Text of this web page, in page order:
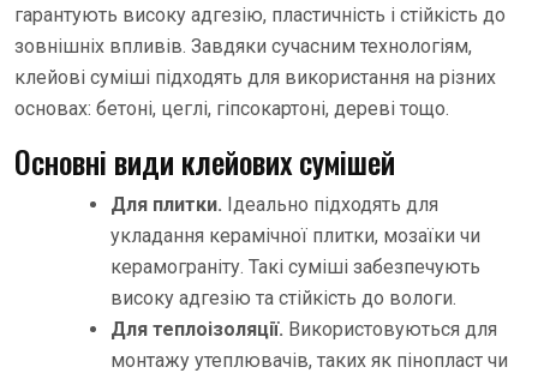
гарантують високу адгезію, пластичність і стійкість до
зовнішніх впливів. Завдяки сучасним технологіям,
клейові суміші підходять для використання на різних
основах: бетоні, цеглі, гіпсокартоні, дереві тощо.
Основні види клейових сумішей
Для плитки. Ідеально підходять для
укладання керамічної плитки, мозаїки чи
керамограніту. Такі суміші забезпечують
високу адгезію та стійкість до вологи.
Для теплоізоляції. Використовуються для
монтажу утеплювачів, таких як пінопласт чи